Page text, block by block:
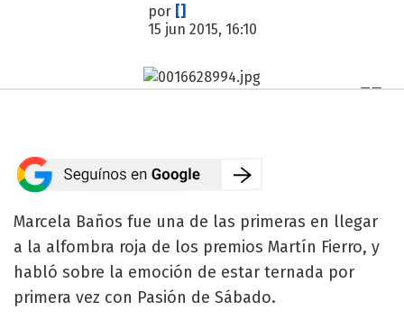
por []
15 jun 2015, 16:10
Marcela Baños fue una de las primeras en llegar
a la alfombra roja de los premios Martín Fierro, y
habló sobre la emoción de estar ternada por
primera vez con Pasión de Sábado.